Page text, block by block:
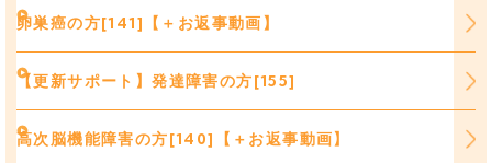
卵巣癌の方[141]【＋お返事動画】
【更新サポート】発達障害の方[155]
高次脳機能障害の方[140]【＋お返事動画】